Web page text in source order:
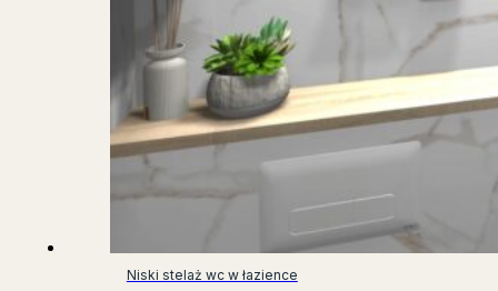
Niski stelaż wc w łazience